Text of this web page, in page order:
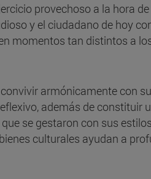
provechoso a la hora
y el ciudadano de hoy
momentos tan distintos a
armónicamente con
además de constituir
se gestaron con sus
culturales ayudan a